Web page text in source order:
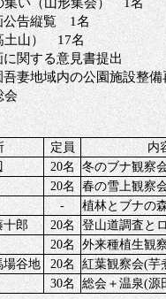
告縦覧 1名
山） 17名
関する意見書提出
妻地域内の公園施設整
会
定員 内
20名 冬のブナ観察
20名 春の雪上観察
- 植林とブナの
十郎 20名
登山道調査と
20名 外来種植生観
場谷地 20名 紅葉観察会(芋
30名 総会＋温泉(源